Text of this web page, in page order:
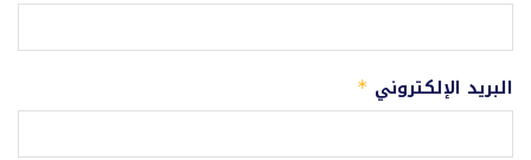
البريد الإلكتروني *